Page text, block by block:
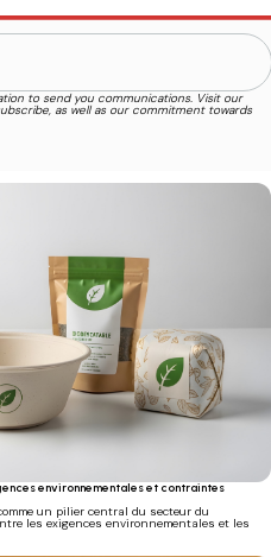
to send you communications. Visit our
as well as our commitment towards
environnementales et contraintes
un pilier central du secteur du
les exigences environnementales et les